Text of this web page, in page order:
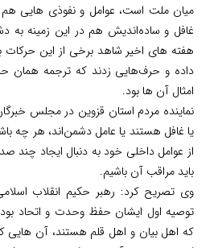
میان ملت است، عوامل و نفوذی هایی هم
غافل و ساده‌اندیش هم در این زمینه
هفته های اخیر شاهد برخی از این حرکات
داده و حرف‌هایی زدند که ترجمه همان
امثال آن ها بود.
نماینده مردم استان قزوین در مجلس
یا غافل هستند یا عامل دشمن‌اند، هر چه
از عوامل داخلی خود به دنبال ایجاد
باید مراقب آن باشیم.
وی تصریح کرد: رهبر حکیم انقلاب
توصیه اول ایشان حفظ وحدت و اتحاد
که اهل بیان و اهل قلم هستند، آن هایی